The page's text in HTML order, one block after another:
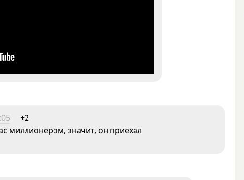
+2
миллионером, значит, он приехал